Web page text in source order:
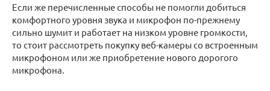
Если же перечисленные способы не помогли добиться
комфортного уровня звука и микрофон по-прежнему
сильно шумит и работает на низком уровне громкости,
то стоит рассмотреть покупку веб-камеры со встроенным
микрофоном или же приобретение нового дорогого
микрофона.